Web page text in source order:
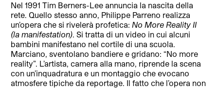
Nel 1991 Tim Berners-Lee annuncia la nascita della
rete. Quello stesso anno, Philippe Parreno realizza
un’opera che si rivelerà profetica:No More Reality II
(la manifestation). Si tratta di un video in cui alcuni
bambini manifestano nel cortile di una scuola.
Marciano, sventolano bandiere e gridano: “No more
reality”. L’artista, camera alla mano, riprende la scena
con un’inquadratura e un montaggio che evocano
atmosfere tipiche da reportage. Il fatto che l’opera non